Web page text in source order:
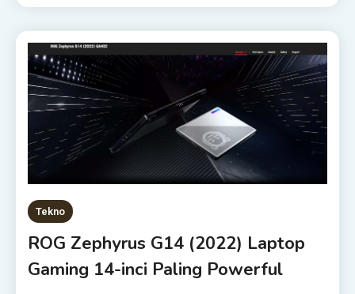
Tekno
ROG Zephyrus G14 (2022) Laptop
Gaming 14-inci Paling Powerful